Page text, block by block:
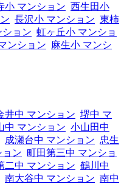
小 マンション 西生田小
長沢小 マンション 東柿
ョン 虹ヶ丘小 マンショ
ンション 麻生小 マンシ
井中 マンション 堺中 マ
中 マンション 小山田中
成瀬台中 マンション 忠生
ョン 町田第三中 マンショ
二中 マンション 鶴川中
南大谷中 マンション 南中